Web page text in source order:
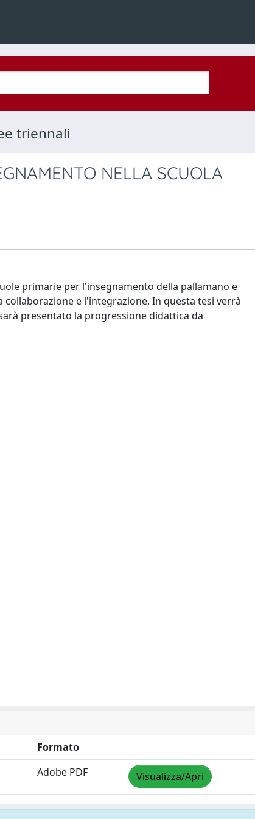
triennali
NELLA SCUOLA
primarie per l'insegnamento della pallamano e
e l'integrazione. In questa tesi verrà
presentato la progressione didattica da
Formato
Adobe PDF Visualizza/Apri